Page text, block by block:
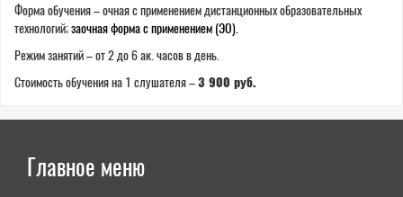
Форма обучения – очная с применением дистанционных образовательных
технологий;заочная форма с применением (ЭО).
Режим занятий – от 2 до 6 ак. часов в день.
Стоимость обучения на 1 слушателя –3 900 руб.
Главное меню